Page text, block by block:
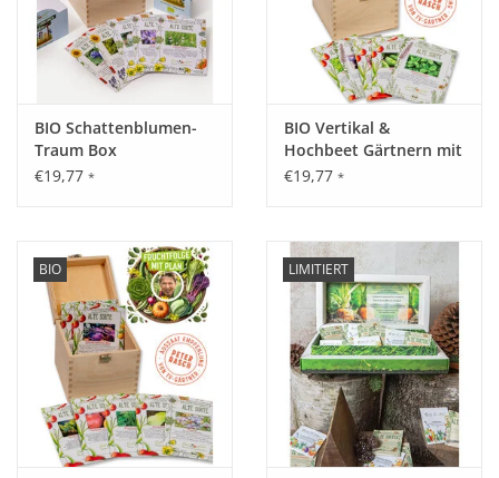
BIO Schattenblumen-
Traum Box
€19,77 *
BIO Vertikal &
Hochbeet Gärtnern mit
Peter Rasch Saatgut-
€19,77 *
BIO LIMITIERT